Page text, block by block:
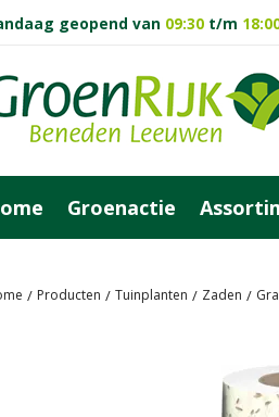
Producten Tuinplanten Zaden
geopend van 09:30 t/m
Groenactie